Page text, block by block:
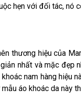
hẹn với đối tác, nó
thương hiệu của
nhất và mặc đẹp
nam hàng hiệu
áo khoác da này